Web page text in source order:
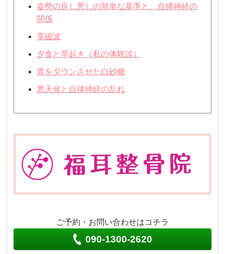
姿勢の良し悪しの簡単な基準と、自律神経の
関係
電磁波
夕食と早起き（私の体験談）
胃をダウンさせた白砂糖
悪天候と自律神経の乱れ
ご予約・お問い合わせはコチラ
090-1300-2620